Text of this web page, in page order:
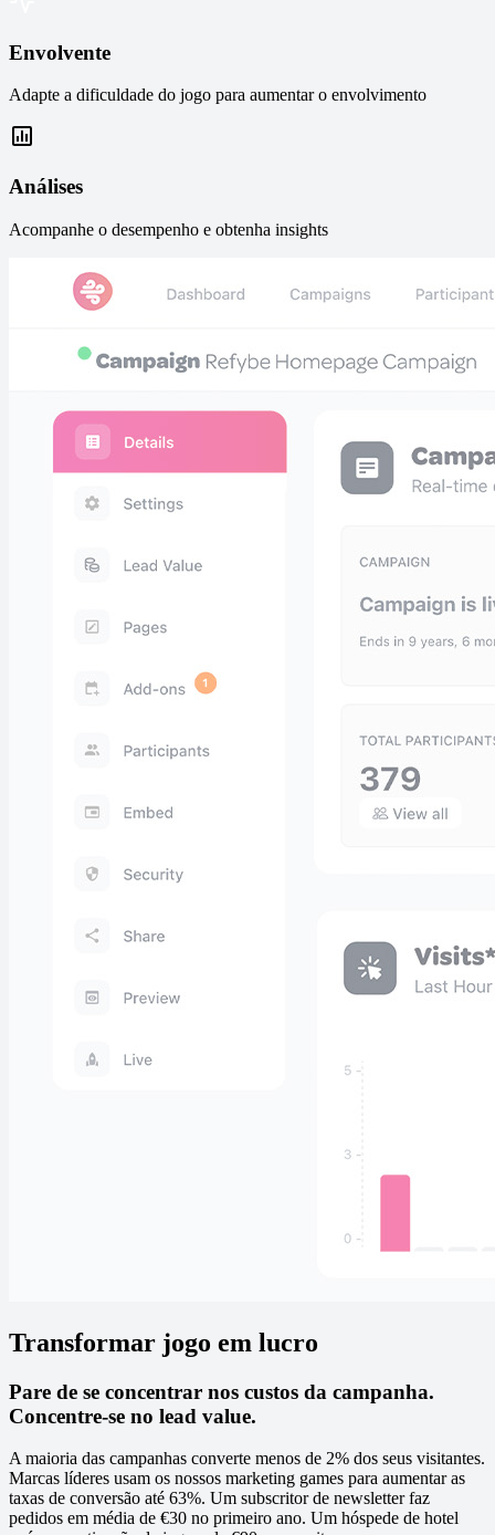
Envolvente
Adapte a dificuldade do jogo para aumentar o envolvimento
Análises
Acompanhe o desempenho e obtenha insights
Transformar jogo em lucro
Pare de se concentrar nos custos da campanha.
Concentre-se no lead value.
A maioria das campanhas converte menos de 2% dos seus visitantes.
Marcas líderes usam os nossos marketing games para aumentar as
taxas de conversão até 63%. Um subscritor de newsletter faz
pedidos em média de €30 no primeiro ano. Um hóspede de hotel